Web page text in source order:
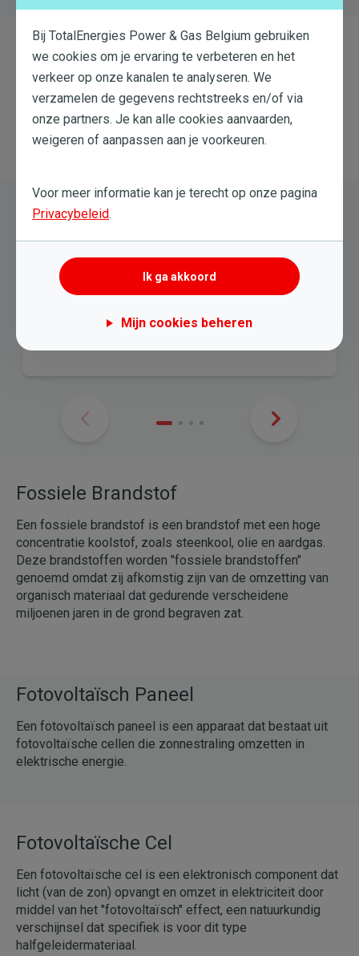
Fluxys
Fluxys is de onafhankelijke beheerder van het vervoersnet
voor aardgas onder hoge druk, de opslaginfrastructuur
voor aardgas en de LNG-terminal in Zeebrugge.
FOD
Betalen & terugbetalingen
Wat is een beschermde klant op federaal
Fossiele Brandstof
Een fossiele brandstof is een brandstof met een hoge
concentratie koolstof, zoals steenkool, olie en aardgas.
Deze brandstoffen worden "fossiele brandstoffen"
genoemd omdat zij afkomstig zijn van de omzetting van
organisch materiaal dat gedurende verscheidene
miljoenen jaren in de grond begraven zat.
Fotovoltaïsch Paneel
Een fotovoltaïsch paneel is een apparaat dat bestaat uit
fotovoltaïsche cellen die zonnestraling omzetten in
elektrische energie.
Fotovoltaïsche Cel
Een fotovoltaïsche cel is een elektronisch component dat
licht (van de zon) opvangt en omzet in elektriciteit door
middel van het "fotovoltaïsch" effect, een natuurkundig
verschijnsel dat specifiek is voor dit type
halfgeleidermateriaal.
Bij TotalEnergies Power & Gas Belgium gebruiken
we cookies om je ervaring te verbeteren en het
verkeer op onze kanalen te analyseren. We
verzamelen de gegevens rechtstreeks en/of via
onze partners. Je kan alle cookies aanvaarden,
weigeren of aanpassen aan je voorkeuren.
Voor meer informatie kan je terecht op onze pagina
Privacybeleid.
Ik ga akkoord
Mijn cookies beheren